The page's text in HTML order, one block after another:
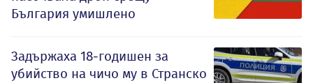
България умишлено
Задържаха 18-годишен за
убийство на чичо му в Странско